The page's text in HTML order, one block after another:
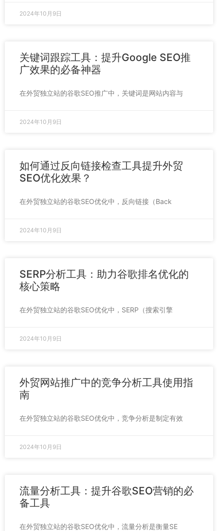
2024年10月9日
关键词跟踪工具：提升Google SEO推
广效果的必备神器
在外贸独立站的谷歌SEO推广中，关键词是网站内容与
2024年10月9日
如何通过反向链接检查工具提升外贸
SEO优化效果？
在外贸独立站的谷歌SEO优化中，反向链接（Back
2024年10月9日
SERP分析工具：助力谷歌排名优化的
核心策略
在外贸独立站的谷歌SEO优化中，SERP（搜索引擎
2024年10月9日
外贸网站推广中的竞争分析工具使用指
南
在外贸独立站的谷歌SEO优化中，竞争分析是制定有效
2024年10月9日
流量分析工具：提升谷歌SEO营销的必
备工具
在外贸独立站的谷歌SEO优化中，流量分析是衡量SE